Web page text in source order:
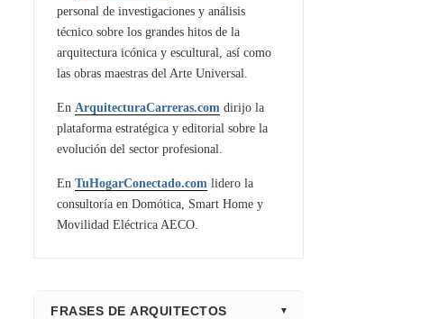
personal de investigaciones y análisis
técnico sobre los grandes hitos de la
arquitectura icónica y escultural, así como
las obras maestras del Arte Universal.
En ArquitecturaCarreras.com dirijo la
plataforma estratégica y editorial sobre la
evolución del sector profesional.
En TuHogarConectado.com lidero la
consultoría en Domótica, Smart Home y
Movilidad Eléctrica AECO.
FRASES DE ARQUITECTOS